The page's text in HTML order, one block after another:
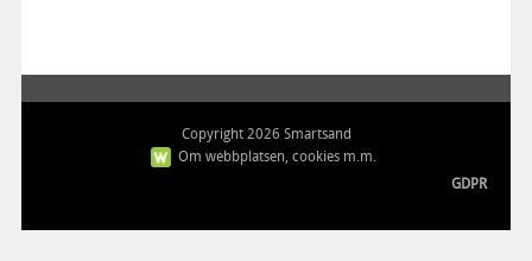
Copyright 2026 Smartsand
Om webbplatsen, cookies m.m.
GDPR